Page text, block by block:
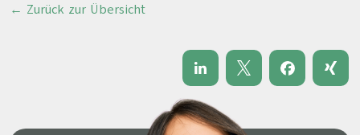
← Zurück zur Übersicht